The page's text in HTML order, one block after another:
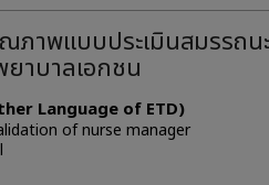
ภาพแบบประเมินสมรรถน
าบาลเอกชน
Language of ETD)
of nurse manager